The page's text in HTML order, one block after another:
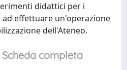
didattici per i
effettuare un'operazione
dell'Ateneo.
Scheda completa